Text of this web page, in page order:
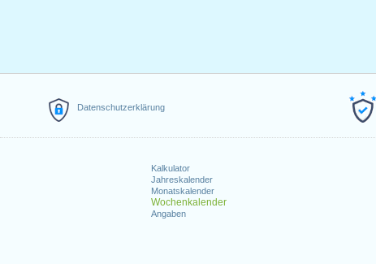
Datenschutzerklärung
Kalkulator
Jahreskalender
Monatskalender
Wochenkalender
Angaben